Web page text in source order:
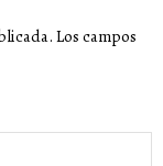
Los campos